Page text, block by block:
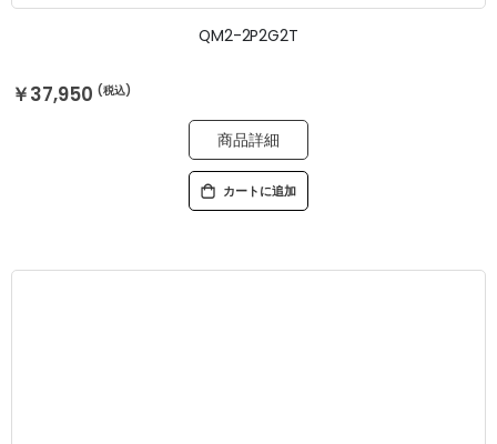
QM2-2P2G2T
￥37,950
商品詳細
カートに追加